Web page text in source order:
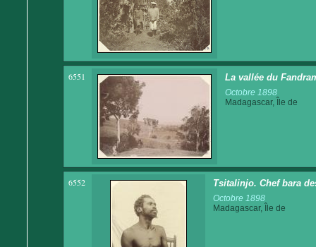
6551 La vallée du
Octobre 1898
Madagascar, Île de
6552 Tsitalinjo. Chef bara
Octobre 1898
Madagascar, Île de